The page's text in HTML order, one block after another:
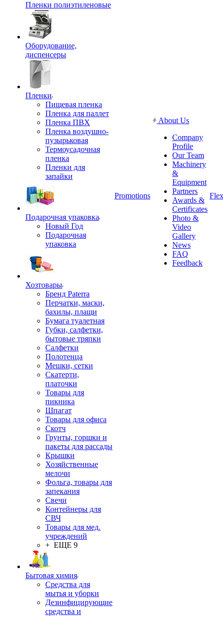
Пленки полиэтиленовые
Оборудование,
диспенсеры
Пленки
Пищевая пленка
Пленка для паллет
Пленка ПВХ
Пленка воздушно-
пузырьковая
Термоусадочная
пленка
Пленки для
запайки
Подарочная упаковка
Новый Год
Подарочная
упаковка
Хозтовары
Бренд Paterra
Перчатки, маски,
бахилы, плащи
Бумага туалетная
Губки, салфетки,
бытовые тряпки
Салфетки
Полотенца
Мешки, сетки
Скатерти,
платочки
Товары для
пикника
Шпагат
Товары для офиса
Скотч
Грунты, горшки и
пакеты для рассады
Крышки
Хозяйственные
мелочи
Фольга, товары для
запекания
Свечи
Контейнеры для
СВЧ
Товары для мед.
учреждений
+ ЕЩЕ 9
Бытовая химия
Средства для
мытья и уборки
Дезинфицирующие
средства и
Promotions
About Us
Company
Profile
Our Team
Machinery
&
Equipment
Partners
Awards &
Certificates
Photo &
Video
Gallery
News
FAQ
Feedback